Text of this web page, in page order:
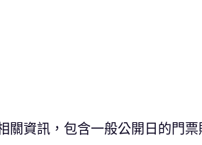
關資訊，包含一般公開日的門票